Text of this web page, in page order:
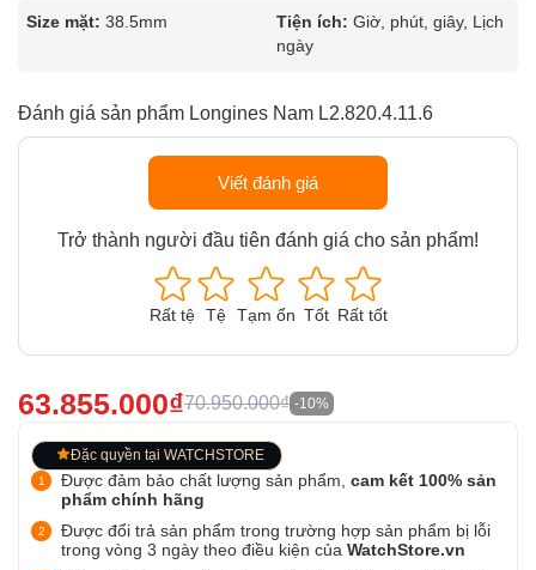
Size mặt: 38.5mm Tiện ích: Giờ, phút, giây, Lịch
ngày
Đánh giá sản phẩm Longines Nam L2.820.4.11.6
Viết đánh giá
Trở thành người đầu tiên đánh giá cho sản phẩm!
Rất tệ Tệ Tạm ổn Tốt Rất tốt
63.855.000₫70.950.000₫ -10%
Đặc quyền tại WATCHSTORE
Được đảm bảo chất lượng sản phẩm, cam kết 100% sản
phẩm chính hãng
Được đổi trả sản phẩm trong trường hợp sản phẩm bị lỗi
trong vòng 3 ngày theo điều kiện của WatchStore.vn